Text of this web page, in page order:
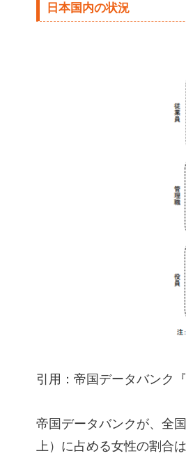
日本国内の状況
引用：帝国データバンク『
帝国データバンクが、全
上）に占める女性の割合